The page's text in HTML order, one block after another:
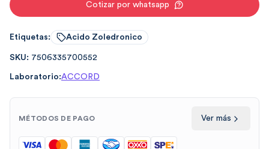
Cotizar por whatsapp
Etiquetas: Acido Zoledronico
SKU: 7506335700552
Laboratorio:ACCORD
MÉTODOS DE PAGO Ver más